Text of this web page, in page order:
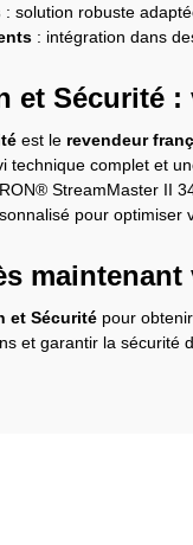
: solution robuste
: intégration dans
et Sécurité
est le revendeur
technique complet et
StreamMaster II
pour
et Sécurité pour
et garantir la sécurité